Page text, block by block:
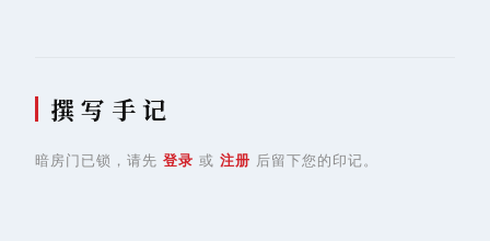
撰 写 手 记
暗房门已锁，请先 登录 或 注册 后留下您的印记。